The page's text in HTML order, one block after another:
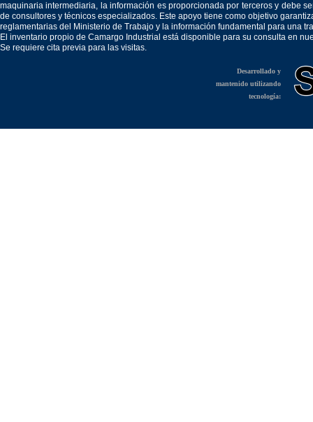
maquinaria intermediaria, la información es proporcionada por terceros y debe
de consultores y técnicos especializados. Este apoyo tiene como objetivo
reglamentarias del Ministerio de Trabajo y la información fundamental para una
El inventario propio de Camargo Industrial está disponible para su consulta en
Se requiere cita previa para las visitas.
Desarrollado y
mantenido utilizando
tecnología: